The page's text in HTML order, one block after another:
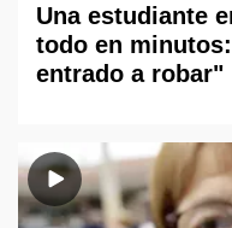
Una estudiante
todo en
entrado a robar"